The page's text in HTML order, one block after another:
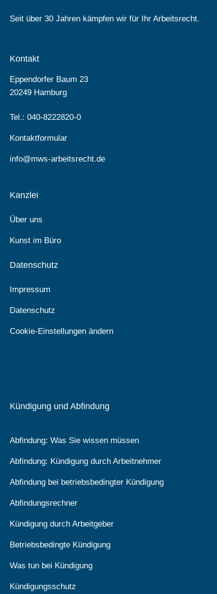
Seit über 30 Jahren kämpfen wir für Ihr Arbeitsrecht.
Kontakt
Eppendorfer Baum 23
20249 Hamburg
Tel.: 040-8222820-0
Kontaktformular
info@mws-arbeitsrecht.de
Kanzlei
Über uns
Kunst im Büro
Datenschutz
Impressum
Datenschutz
Cookie-Einstellungen ändern
Kündigung und Abfindung
Abfindung: Was Sie wissen müssen
Abfindung: Kündigung durch Arbeitnehmer
Abfindung bei betriebsbedingter Kündigung
Abfindungsrechner
Kündigung durch Arbeitgeber
Betriebsbedingte Kündigung
Was tun bei Kündigung
Kündigungsschutz